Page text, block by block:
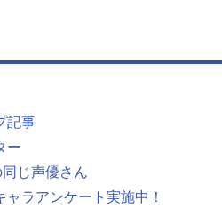
記事
ー
じ声優さん
ラアンケート実施中！